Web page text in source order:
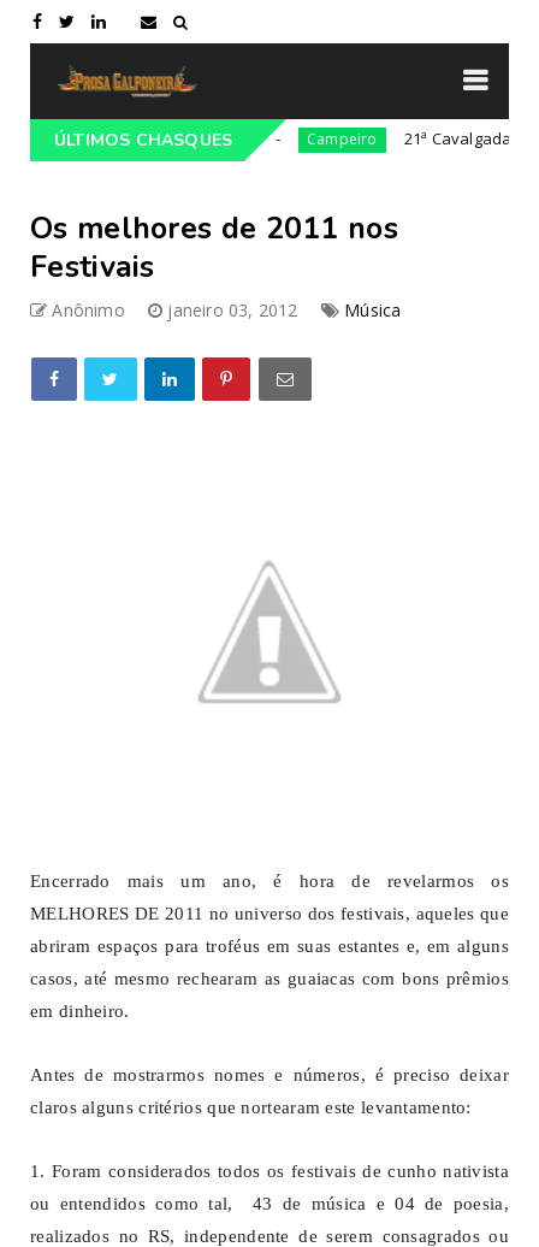
ÚLTIMOS CHASQUES
em Lajeado-RS Campeiro 21ª Cavalgada Cultural da
Os melhores de 2011 nos
Festivais
Anônimo janeiro 03, 2012 Música
Encerrado mais um ano, é hora de revelarmos os
MELHORES DE 2011 no universo dos festivais, aqueles que
abriram espaços para troféus em suas estantes e, em alguns
casos, até mesmo rechearam as guaiacas com bons prêmios
em dinheiro.
Antes de mostrarmos nomes e números, é preciso deixar
claros alguns critérios que nortearam este levantamento:
1. Foram considerados todos os festivais de cunho nativista
ou entendidos como tal, 43 de música e 04 de poesia,
realizados no RS, independente de serem consagrados ou